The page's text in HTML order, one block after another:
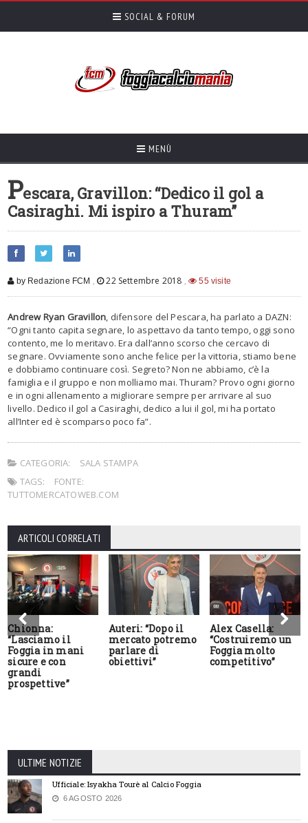
SOCIAL & FORUM
MENÙ
Pescara, Gravillon: “Dedico il gol a
Casiraghi. Mi ispiro a Thuram”
by Redazione FCM , 22 Settembre 2018 , 55 visite
Andrew Ryan Gravillon, difensore del Pescara, ha parlato a DAZN:
“Ogni tanto capita segnare, lo aspettavo da tanto tempo, oggi sono
contento, me lo meritavo. Era dall’anno scorso che cercavo di
segnare. Ovviamente sono anche felice per la vittoria, stiamo bene
e dobbiamo continuare così. Segreto? Non ne abbiamo, c’è la
famiglia e il gruppo e non molliamo mai. Thuram? Provo ogni giorno
e in ogni allenamento a migliorare sempre per arrivare al suo
livello. Dedico il gol a Casiraghi, dedico a lui il gol, mi ha portato
all’Inter ed è scomparso poco fa”.
CATEGORIA:
SALA STAMPA
TAGS:
FONTE:
TUTTOMERCATOWEB.COM
ARTICOLI CORRELATI
Chionna:
“Lasciamo il
Foggia in mani
sicure e con
grandi
prospettive”
Auteri: “Dopo il
mercato potremo
parlare di
obiettivi”
Alex Casella:
“Costruiremo un
Foggia molto
competitivo”
ULTIME NOTIZIE
Ufficiale: Isyakha Tourè al Calcio Foggia
6 AGOSTO 2026